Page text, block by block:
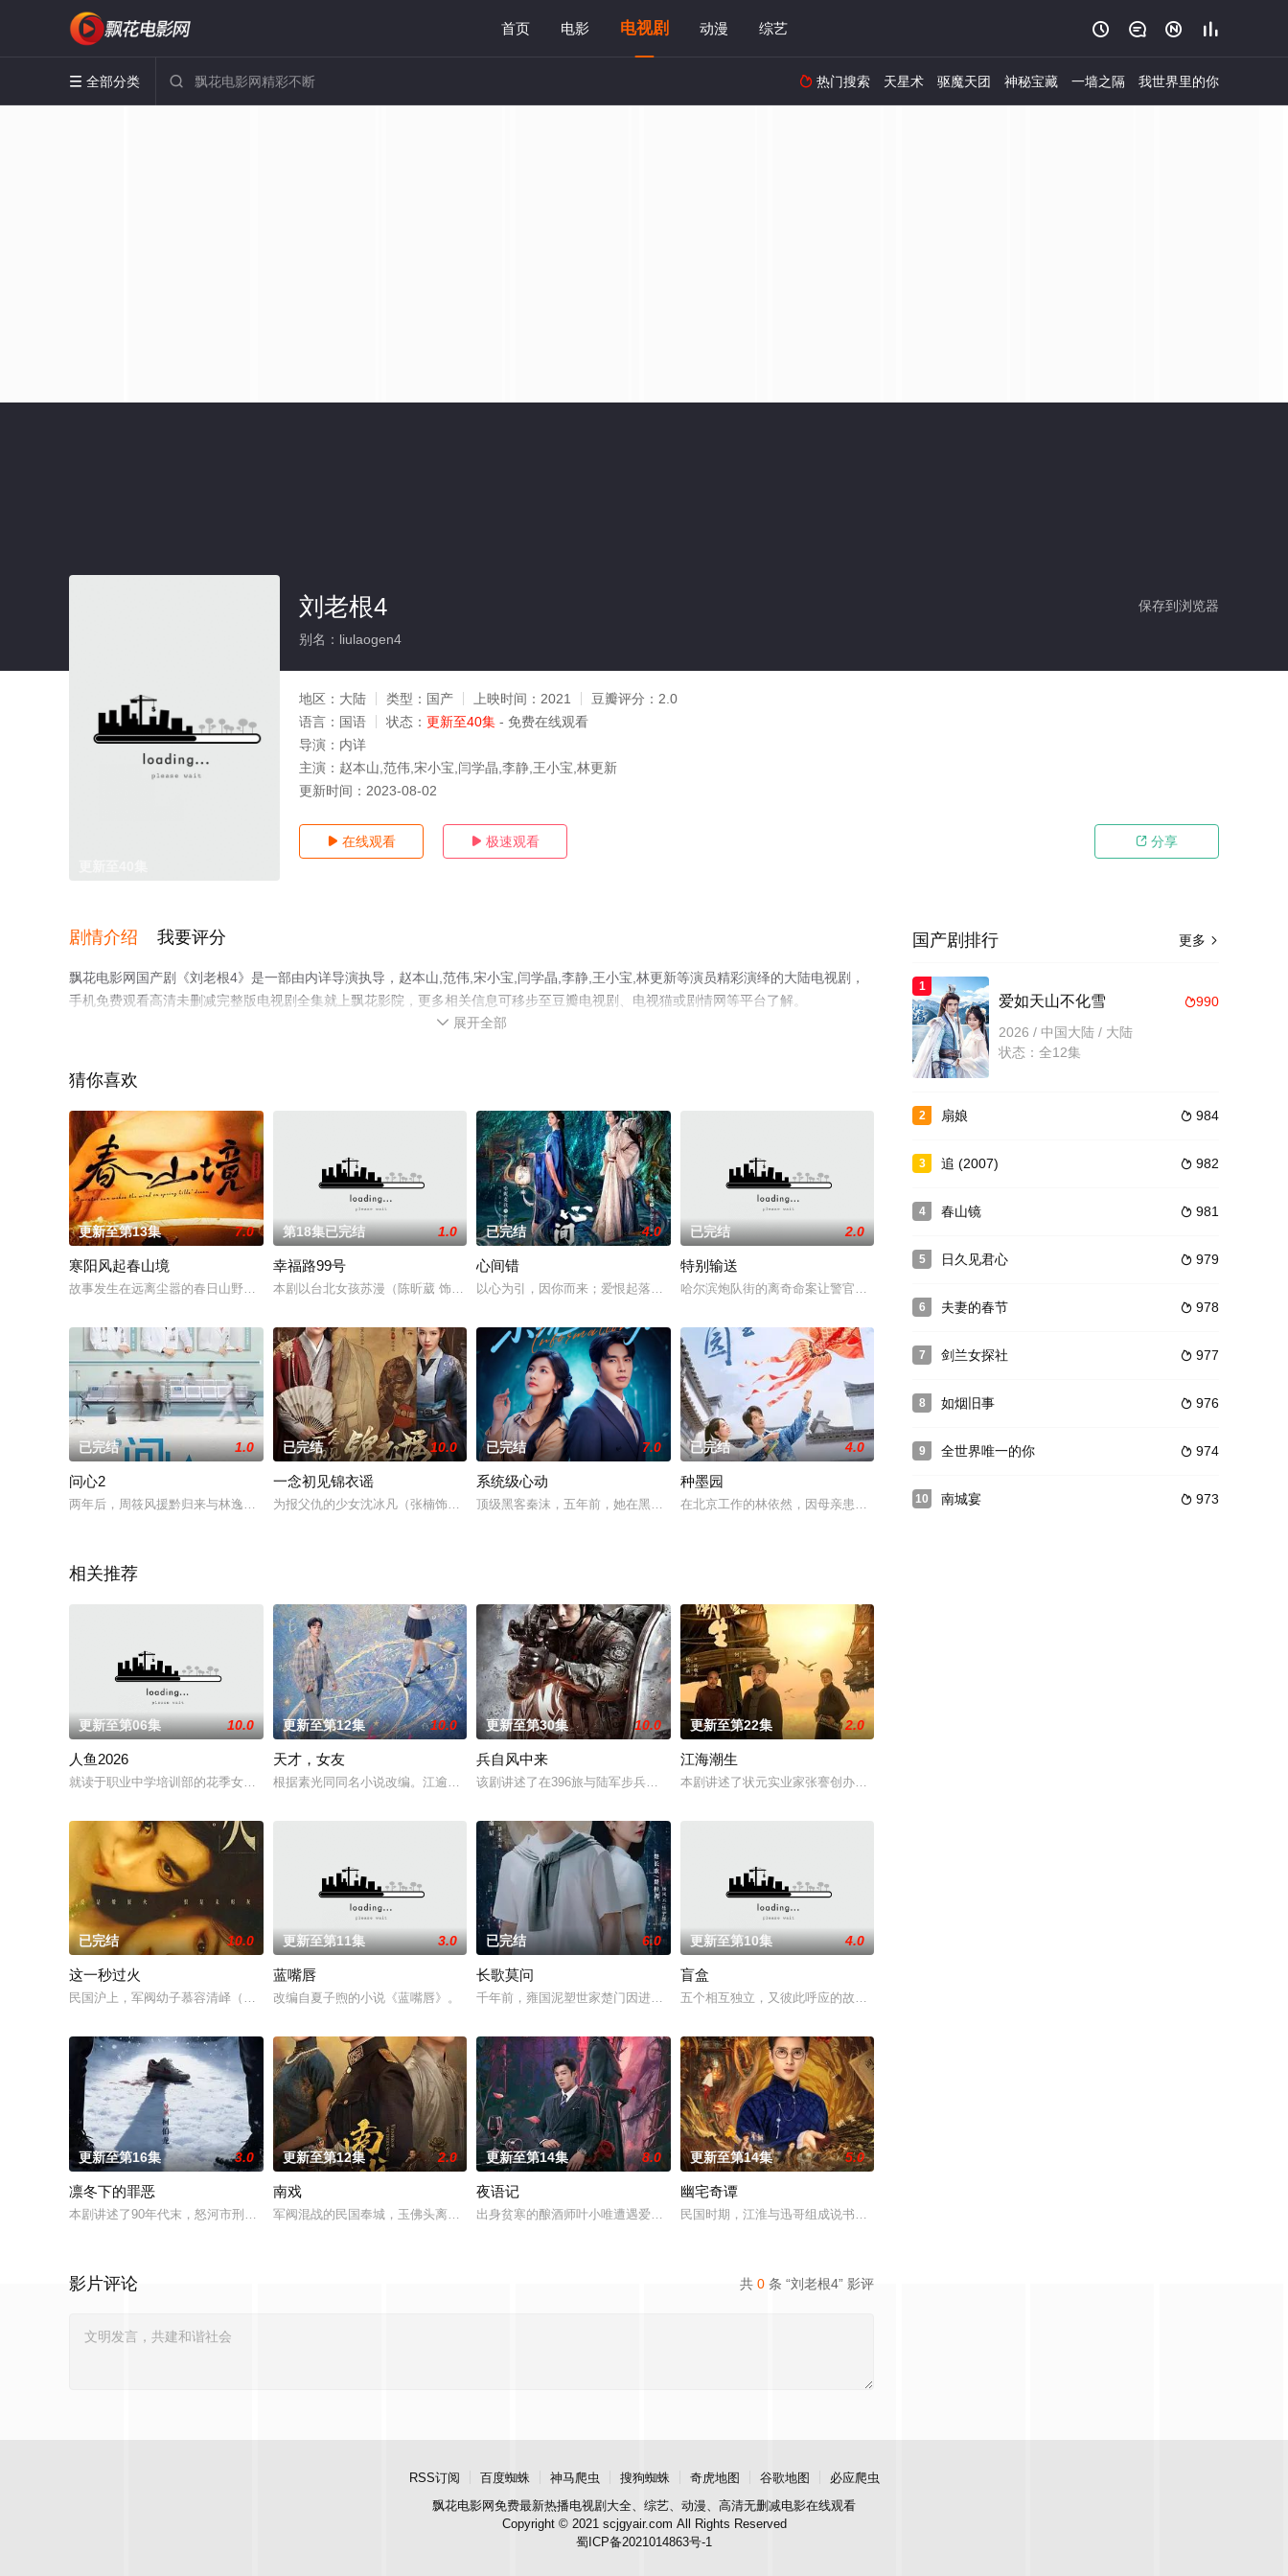
首页 电影 电视剧 动漫 综艺    
 全部分类   热门搜索 天星术 驱魔天团 神秘宝藏 一墙之隔 我世界里的你
保存到浏览器
刘老根4
别名：liulaogen4
地区： 大陆 类型： 国产 上映时间： 2021 豆瓣评分： 2.0
语言： 国语 状态： 更新至40集 - 免费在线观看
导演： 内详
主演： 赵本山,范伟,宋小宝,闫学晶,李静,王小宝,林更新
更新时间： 2023-08-02
 在线观看  极速观看  分享
剧情介绍 我要评分
飘花电影网国产剧《刘老根4》是一部由内详导演执导，赵本山,范伟,宋小宝,闫学晶,李静,王小宝,林更新等演员精彩演绎的大陆电视剧，
手机免费观看高清未删减完整版电视剧全集就上飘花影院，更多相关信息可移步至豆瓣电视剧、电视猫或剧情网等平台了解。
 展开全部
猜你喜欢
更新至第13集 7.0
寒阳风起春山境
故事发生在远离尘嚣的春日山野，两个孤独的人因机缘巧合相遇。一人背负过往伤痕，避世居于深山；一人心怀迷茫，于旅途中误入这片山林。在四季流转，山
第18集已完结 1.0
幸福路99号
本剧以台北女孩苏漫（陈昕葳 饰）的第一视角展开创作，呈现浪漫温情励志的轻喜剧风格。失业的精算师苏漫，为讨回被前男友亏空的存款奔赴鹭城，却只拿
已完结 4.0
心间错
以心为引，因你而来；爱恨起落，皆由心生。一段人妖牵绊，百年错付纠缠。一心分为两半，等我来到你身边。
已完结 2.0
特别输送
哈尔滨炮队街的离奇命案让警官冯剑白卷入了一系列神秘事件中。他的调查处处受阻，所有线索都被拦腰折断
已完结 1.0
问心2
两年后，周筱风援黔归来与林逸、方筱然会合，三人小分队再度并肩作战，但也面对全新挑战。周筱风自身执着奋进且严守医疗原则，机缘之下被破格提拔为东
已完结 10.0
一念初见锦衣谣
为报父仇的少女沈冰凡（张楠饰）为追查父亲冤案真相伪装身份考入锦衣卫北镇抚司，与“百变灵猫”花满阁（李奕臻饰）、民间女子程欣甜（戴蕥琪饰）结识
已完结 7.0
系统级心动
顶级黑客秦沫，五年前，她在黑客挑战赛中与萧氏集团技术负责人萧南禹交锋，二人阴差阳错下秦沫怀了龙凤胎。五年后，萧氏内部权力斗争升级
已完结 4.0
种墨园
在北京工作的林依然，因母亲患病，选择回乡后考公到桃花镇，在经发办任职。林依然看到以千年宣家为代表
相关推荐
更新至第06集 10.0
人鱼2026
就读于职业中学培训部的花季女生苏琳（黄杨钿甜 饰），虽自小被父母忽视，在艰苦环境中长大，但她始终刻苦学习，憧憬未来。为此，苏琳苦练口语并争取
更新至第12集 10.0
天才，女友
根据素光同同名小说改编。江逾白长大以后，林知夏忽然对他说：“江逾白，我喜欢你，哲学和生物学意义上的喜欢。”那个夜晚，他脸颊微热，还听见自己加
更新至第30集 10.0
兵自风中来
该剧讲述了在396旅与陆军步兵学院联合举办的小型军事演习中，郭子剑因不满演习流于形式，假传指令要求真打实抗，虽引发哗然，却获赏识调任
更新至第22集 2.0
江海潮生
本剧讲述了状元实业家张謇创办大生企业，实业报国的故事。甲午战争后，国家蒙羞，张謇虽高中状元，却渴
已完结 10.0
这一秒过火
民国沪上，军阀幼子慕容清峄（张凌赫 饰）因被抱错而受尽养父虐待，少年出逃时被任素素（王楚然 饰）所救，却累及其家族遭灭顶之灾。经年重逢，二人
更新至第11集 3.0
蓝嘴唇
改编自夏子煦的小说《蓝嘴唇》。
已完结 6.0
长歌莫问
千年前，雍国泥塑世家楚门因进贡的“十二生肖”离奇流血炸裂，惨遭满门流放，楚父以死鸣冤。楚家大小姐楚梓鸢带着滔天恨意，在屠刀落地的瞬间
更新至第10集 4.0
盲盒
五个相互独立，又彼此呼应的故事——用一场精心策划的“夏令营”完成复仇的受害者；临终前与遗憾和解的“无
更新至第16集 3.0
凛冬下的罪恶
本剧讲述了90年代末，怒河市刑侦支队在无普及监控、无DNA鉴定技术的支持下，通过摸排、勘查等传统刑侦手段，接连破获数起重案要案的艰难过程。案
更新至第12集 2.0
南戏
军阀混战的民国奉城，玉佛头离奇失窃，戏班主横尸戏台，将冷血少帅许又安与昆曲名伶荣筱楠推向不死不休的对立绝境。而他们不知，对方正是自己苦寻多年
更新至第14集 8.0
夜语记
出身贫寒的酿酒师叶小唯遭遇爱人程桉、恩师林晚媚的双重背叛。她从恨意中涅槃重生，借私生女桑落的身份入住程家。她步步为营，周旋在各怀
更新至第14集 5.0
幽宅奇谭
民国时期，江淮与迅哥组成说书班子，偶遇“白天人住屋，晚上鬼占房”的阴阳宅，江淮被掳走配“阴婚”。他与
共 0 条 “刘老根4” 影评
影片评论
更多 
国产剧排行
1
990
爱如天山不化雪
2026 / 中国大陆 / 大陆
状态：全12集
2  984
扇娘
3  982
追 (2007)
4  981
春山镜
5  979
日久见君心
6  978
夫妻的春节
7  977
剑兰女探社
8  976
如烟旧事
9  974
全世界唯一的你
10  973
南城宴
RSS订阅 百度蜘蛛 神马爬虫 搜狗蜘蛛 奇虎地图 谷歌地图
必应爬虫
飘花电影网免费最新热播电视剧大全、综艺、动漫、高清无删减电影在线观看
Copyright © 2021 scjgyair.com All Rights Reserved
蜀ICP备2021014863号-1